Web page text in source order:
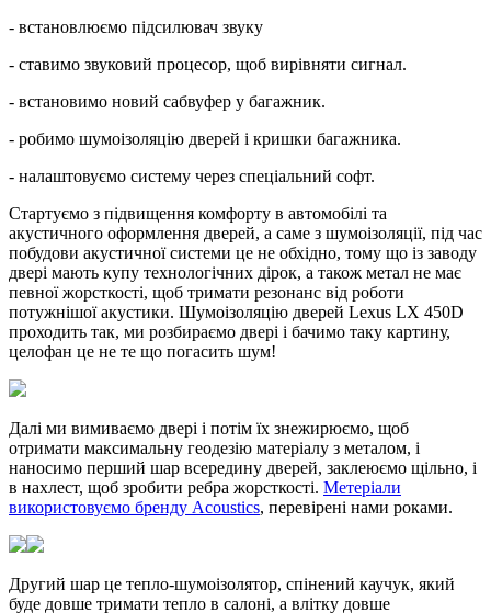
- встановлюємо підсилювач звуку
- ставимо звуковий процесор, щоб вирівняти сигнал.
- встановимо новий сабвуфер у багажник.
- робимо шумоізоляцію дверей і кришки багажника.
- налаштовуємо систему через спеціальний софт.
Стартуємо з підвищення комфорту в автомобілі та
акустичного оформлення дверей, а саме з шумоізоляції, під час
побудови акустичної системи це не обхідно, тому що із заводу
двері мають купу технологічних дірок, а також метал не має
певної жорсткості, щоб тримати резонанс від роботи
потужнішої акустики. Шумоізоляцію дверей Lexus LX 450D
проходить так, ми розбираємо двері і бачимо таку картину,
целофан це не те що погасить шум!
Далі ми вимиваємо двері і потім їх знежирюємо, щоб
отримати максимальну геодезію матеріалу з металом, і
наносимо перший шар всередину дверей, заклеюємо щільно, і
в нахлест, щоб зробити ребра жорсткості. Метерiали
використовуємо бренду Acoustics, перевірені нами роками.
Другий шар це тепло-шумоізолятор, спінений каучук, який
буде довше тримати тепло в салоні, а влітку довше